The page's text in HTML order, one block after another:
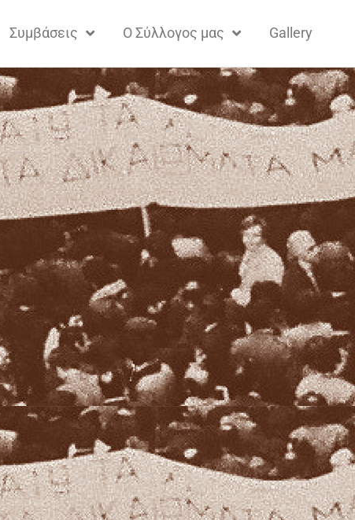
Συμβάσεις Ο Σύλλογος μας Gallery